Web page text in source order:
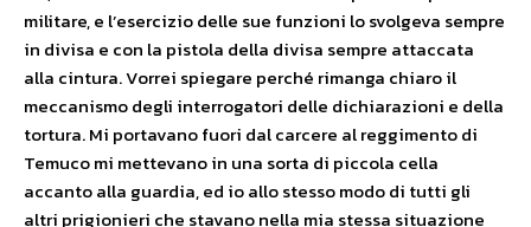
militare, e l’esercizio delle sue funzioni lo svolgeva sempre
in divisa e con la pistola della divisa sempre attaccata
alla cintura. Vorrei spiegare perché rimanga chiaro il
meccanismo degli interrogatori delle dichiarazioni e della
tortura. Mi portavano fuori dal carcere al reggimento di
Temuco mi mettevano in una sorta di piccola cella
accanto alla guardia, ed io allo stesso modo di tutti gli
altri prigionieri che stavano nella mia stessa situazione